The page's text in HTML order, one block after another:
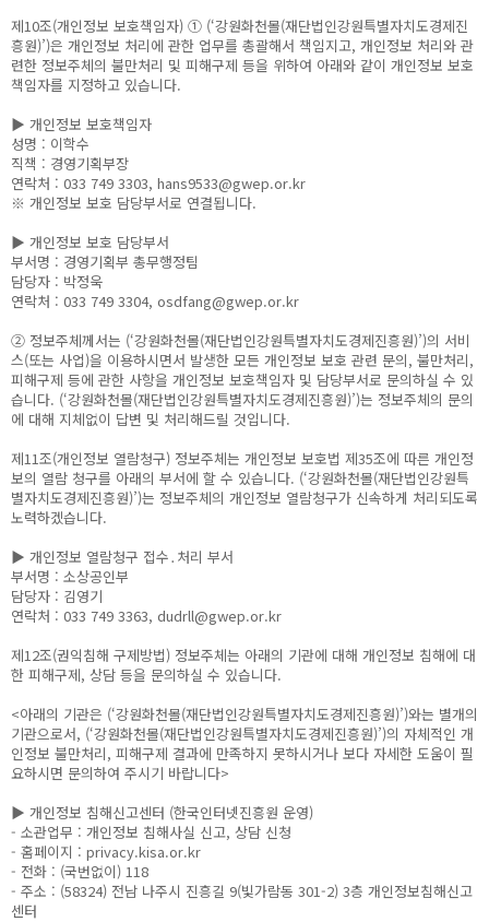
제10조(개인정보 보호책임자) ① (‘강원화천몰(재단법인강원특별자치도경제진
흥원)’)은 개인정보 처리에 관한 업무를 총괄해서 책임지고, 개인정보 처리와 관
련한 정보주체의 불만처리 및 피해구제 등을 위하여 아래와 같이 개인정보 보호
책임자를 지정하고 있습니다.
▶ 개인정보 보호책임자
성명 : 이학수
직책 : 경영기획부장
연락처 : 033 749 3303, hans9533@gwep.or.kr
※ 개인정보 보호 담당부서로 연결됩니다.
▶ 개인정보 보호 담당부서
부서명 : 경영기획부 총무행정팀
담당자 : 박정욱
연락처 : 033 749 3304, osdfang@gwep.or.kr
② 정보주체께서는 (‘강원화천몰(재단법인강원특별자치도경제진흥원)’)의 서비
스(또는 사업)을 이용하시면서 발생한 모든 개인정보 보호 관련 문의, 불만처리,
피해구제 등에 관한 사항을 개인정보 보호책임자 및 담당부서로 문의하실 수 있
습니다. (‘강원화천몰(재단법인강원특별자치도경제진흥원)’)는 정보주체의 문의
에 대해 지체없이 답변 및 처리해드릴 것입니다.
제11조(개인정보 열람청구) 정보주체는 개인정보 보호법 제35조에 따른 개인정
보의 열람 청구를 아래의 부서에 할 수 있습니다. (‘강원화천몰(재단법인강원특
별자치도경제진흥원)’)는 정보주체의 개인정보 열람청구가 신속하게 처리되도록
노력하겠습니다.
▶ 개인정보 열람청구 접수․처리 부서
부서명 : 소상공인부
담당자 : 김영기
연락처 : 033 749 3363, dudrll@gwep.or.kr
제12조(권익침해 구제방법) 정보주체는 아래의 기관에 대해 개인정보 침해에 대
한 피해구제, 상담 등을 문의하실 수 있습니다.
<아래의 기관은 (‘강원화천몰(재단법인강원특별자치도경제진흥원)’)와는 별개의
기관으로서, (‘강원화천몰(재단법인강원특별자치도경제진흥원)’)의 자체적인 개
인정보 불만처리, 피해구제 결과에 만족하지 못하시거나 보다 자세한 도움이 필
요하시면 문의하여 주시기 바랍니다>
▶ 개인정보 침해신고센터 (한국인터넷진흥원 운영)
- 소관업무 : 개인정보 침해사실 신고, 상담 신청
- 홈페이지 : privacy.kisa.or.kr
- 전화 : (국번없이) 118
- 주소 : (58324) 전남 나주시 진흥길 9(빛가람동 301-2) 3층 개인정보침해신고
센터